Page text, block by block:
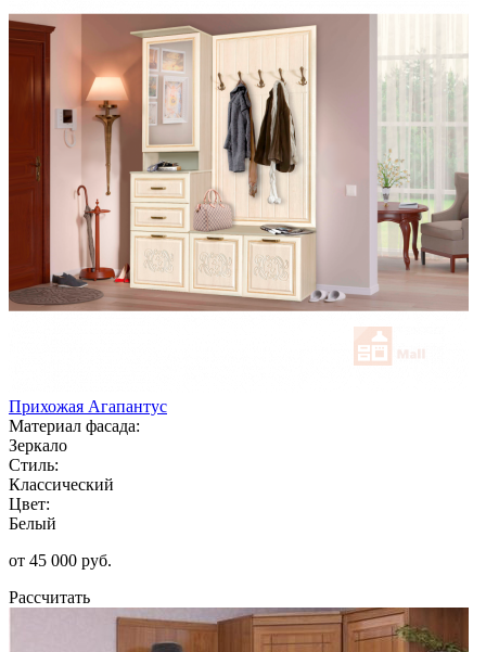
Прихожая Агапантус
Материал фасада:
Зеркало
Стиль:
Классический
Цвет:
Белый
от 45 000 руб.
Рассчитать